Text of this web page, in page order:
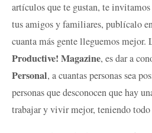
artículos que te gustan, te
tus amigos y familiares, publícalo
cuanta más gente lleguemos mejor.
Productive! Magazine, es dar a
Personal, a cuantas personas sea
personas que desconocen que hay
trabajar y vivir mejor, teniendo